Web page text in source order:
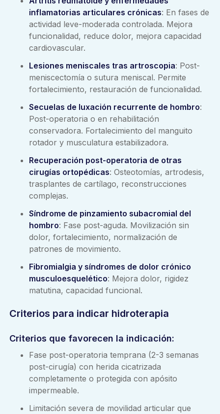
inflamatorias articulares crónicas: En fases de
actividad leve-moderada controlada. Mejora
funcionalidad, reduce dolor, mejora capacidad
cardiovascular.
Lesiones meniscales tras artroscopia: Post-
meniscectomía o sutura meniscal. Permite
fortalecimiento, restauración de funcionalidad.
Secuelas de luxación recurrente de hombro:
Post-operatoria o en rehabilitación
conservadora. Fortalecimiento del manguito
rotador y musculatura estabilizadora.
Recuperación post-operatoria de otras
cirugías ortopédicas: Osteotomías, artrodesis,
trasplantes de cartílago, reconstrucciones
complejas.
Síndrome de pinzamiento subacromial del
hombro: Fase post-aguda. Movilización sin
dolor, fortalecimiento, normalización de
patrones de movimiento.
Fibromialgia y síndromes de dolor crónico
musculoesquelético: Mejora dolor, rigidez
matutina, capacidad funcional.
Criterios para indicar hidroterapia
Criterios que favorecen la indicación:
Fase post-operatoria temprana (2-3 semanas
post-cirugía) con herida cicatrizada
completamente o protegida con apósito
impermeable.
Limitación severa de movilidad articular que